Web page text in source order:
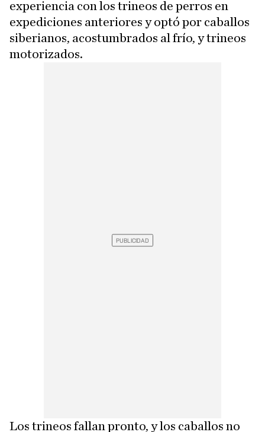
experiencia con los trineos de perros en
expediciones anteriores y optó por caballos
siberianos, acostumbrados al frío, y trineos
motorizados.
Los trineos fallan pronto, y los caballos no